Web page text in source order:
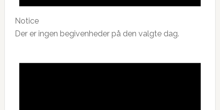
Notice
Der er ingen begivenheder på den valgte dag.